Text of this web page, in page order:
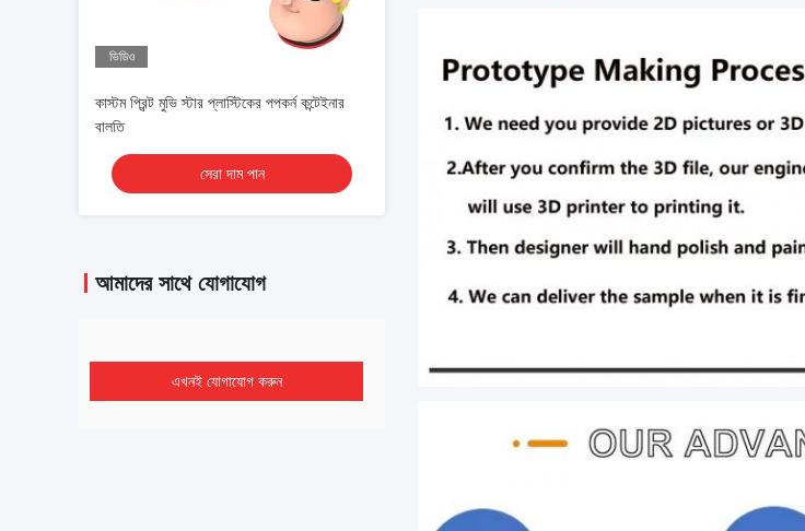
ভিডিও
কাস্টম প্রিন্ট মুভি স্টার প্লাস্টিকের পপকর্ন কন্টেইনার
বালতি
সেরা দাম পান
আমাদের সাথে যোগাযোগ
এখনই যোগাযোগ করুন